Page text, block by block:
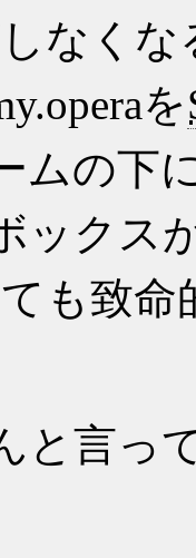
なく
を
ムの下
ックス
ても致
と言っ